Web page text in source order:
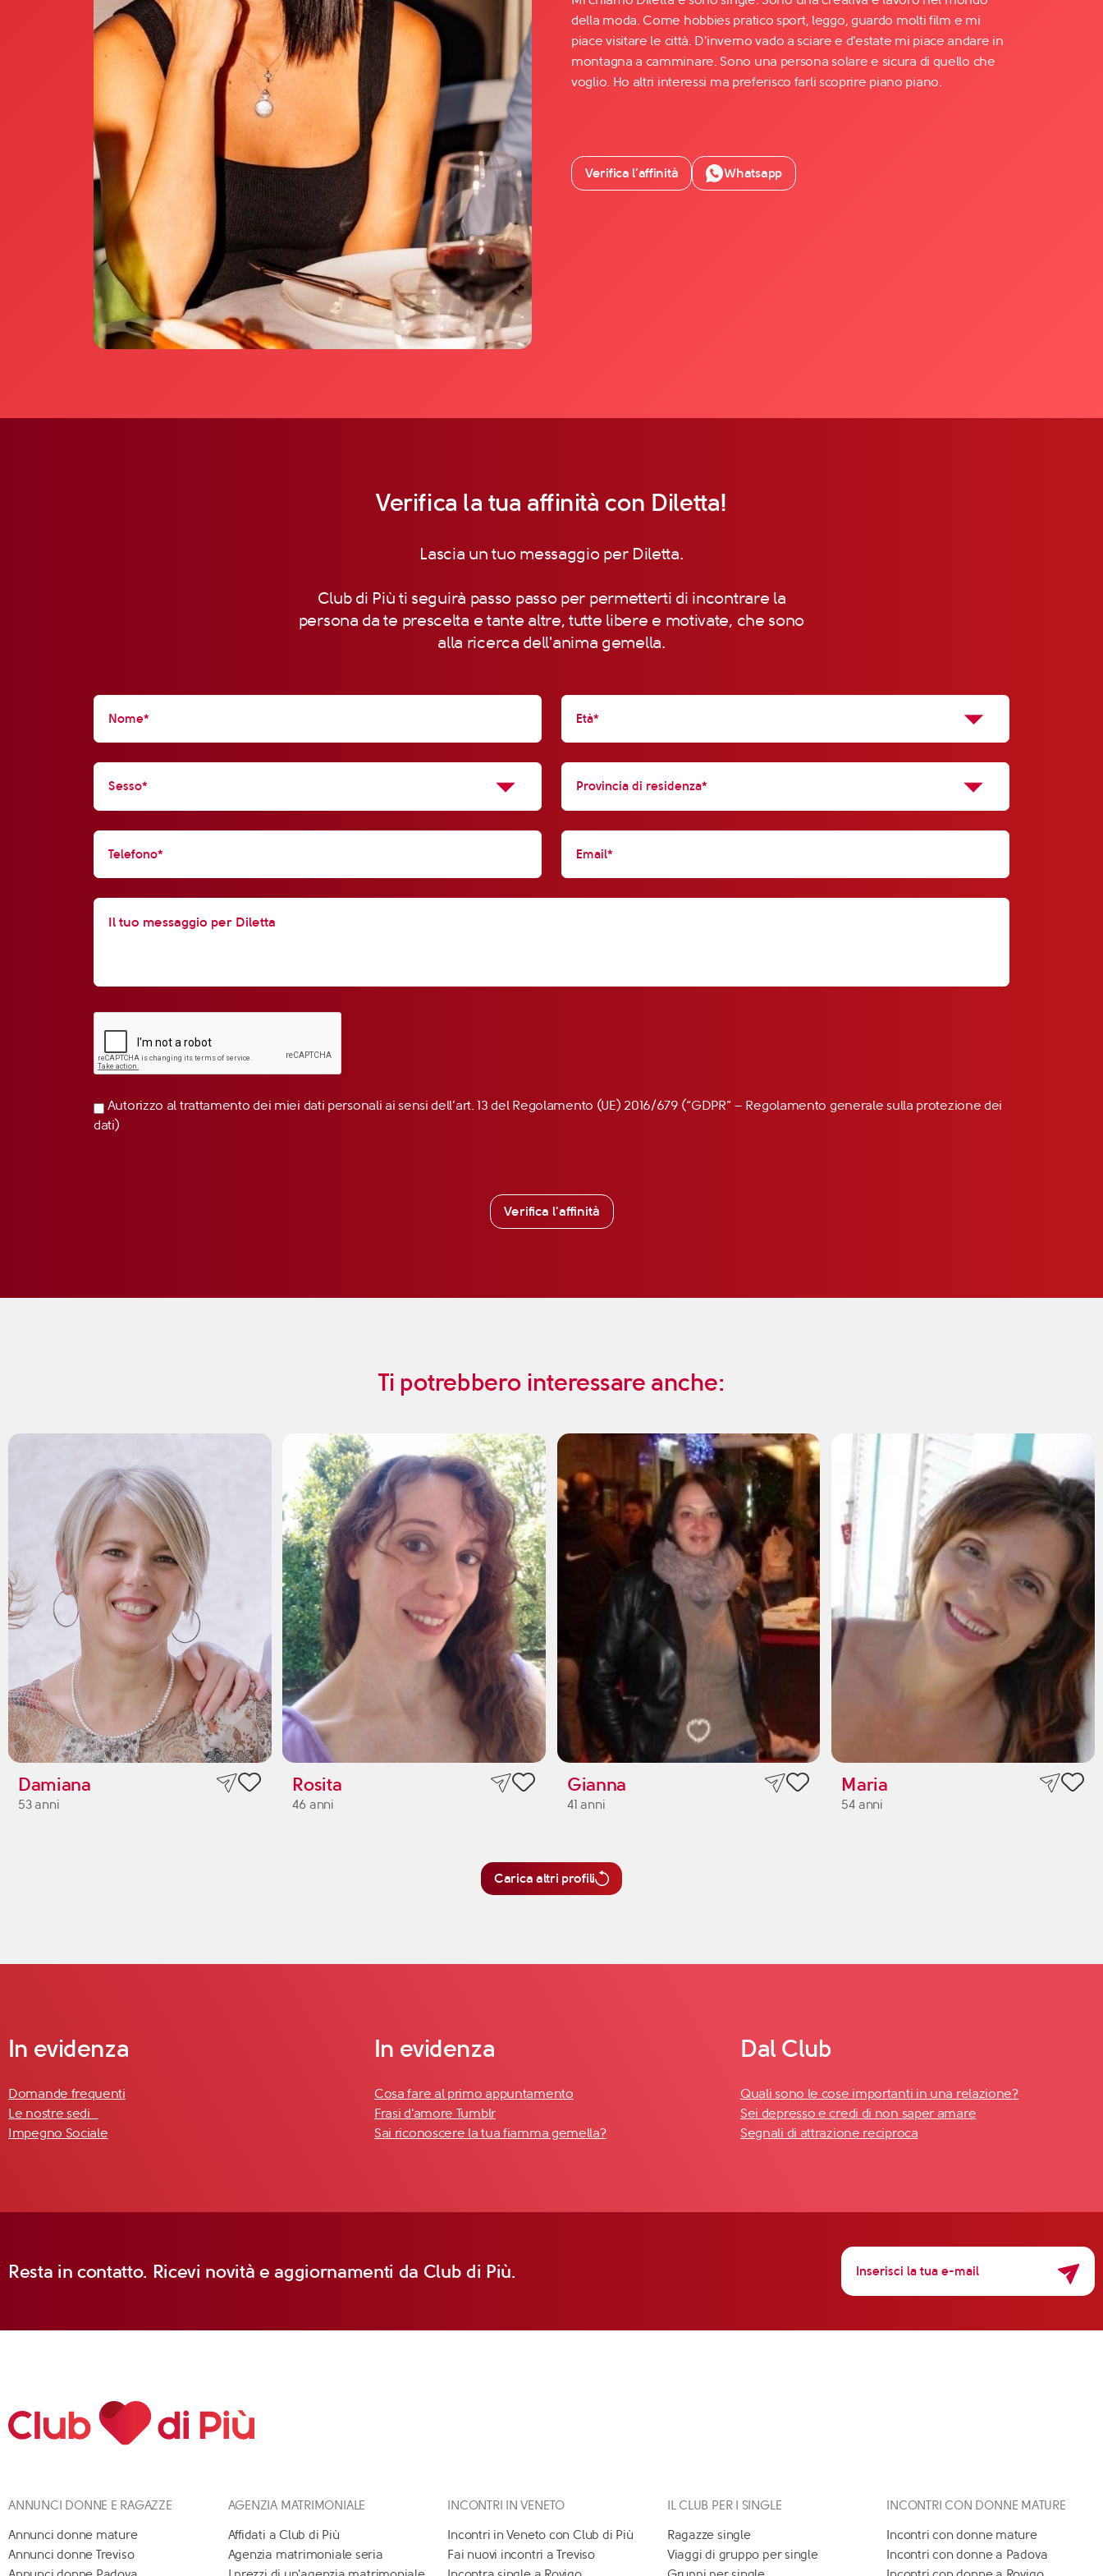
Facebook
YouTube
della moda. Come hobbies pratico sport, leggo, guardo molti film e mi
piace visitare le città. D'inverno vado a sciare e d'estate mi piace andare in
montagna a camminare. Sono una persona solare e sicura di quello che
voglio. Ho altri interessi ma preferisco farli scoprire piano piano.
Verifica l’affinità Whatsapp
Verifica la tua affinità con Diletta!
Lascia un tuo messaggio per Diletta.
Club di Più ti seguirà passo passo per permetterti di incontrare la
persona da te prescelta e tante altre, tutte libere e motivate, che sono
alla ricerca dell'anima gemella.
Autorizzo al trattamento dei miei dati personali ai sensi dell’art. 13 del Regolamento (UE) 2016/679 (“GDPR” – Regolamento generale sulla protezione dei
dati)
Verifica l'affinità
Ti potrebbero interessare anche:
Damiana
53 anni
Rosita
46 anni
Gianna
41 anni
Maria
54 anni
Carica altri profili
In evidenza
Domande frequenti
Le nostre sedi
Impegno Sociale
In evidenza
Cosa fare al primo appuntamento
Frasi d'amore Tumblr
Sai riconoscere la tua fiamma gemella?
Dal Club
Quali sono le cose importanti in una relazione?
Sei depresso e credi di non saper amare
Segnali di attrazione reciproca
Resta in contatto. Ricevi novità e aggiornamenti da Club di Più.
ANNUNCI DONNE E RAGAZZE
Annunci donne mature
Annunci donne Treviso
AGENZIA MATRIMONIALE
Affidati a Club di Più
Agenzia matrimoniale seria
INCONTRI IN VENETO
Incontri in Veneto con Club di Più
Fai nuovi incontri a Treviso
IL CLUB PER I SINGLE
Ragazze single
Viaggi di gruppo per single
INCONTRI CON DONNE MATURE
Incontri con donne mature
Incontri con donne a Padova